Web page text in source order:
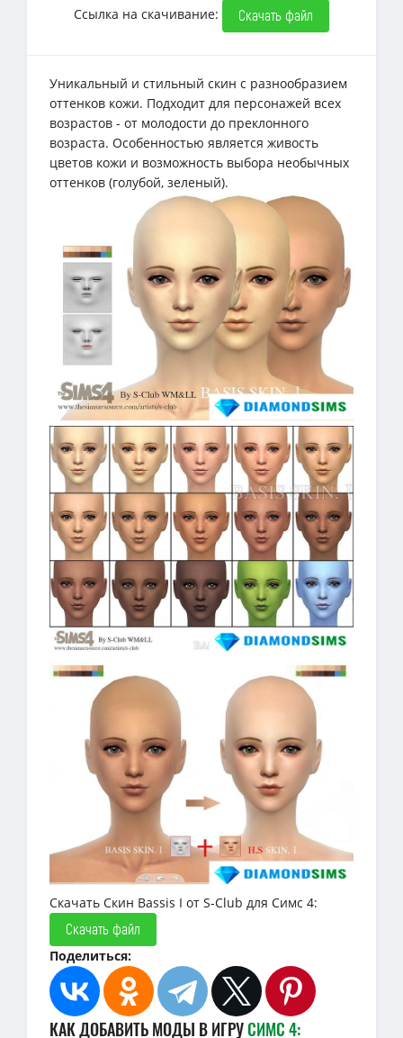
Ссылка на скачивание: Скачать файл
Уникальный и стильный скин с разнообразием
оттенков кожи. Подходит для персонажей всех
возрастов - от молодости до преклонного
возраста. Особенностью является живость
цветов кожи и возможность выбора необычных
оттенков (голубой, зеленый).
Скачать Скин Bassis I от S-Club для Симс 4:
Скачать файл
Поделиться:
КАК ДОБАВИТЬ МОДЫ В ИГРУСИМС 4: